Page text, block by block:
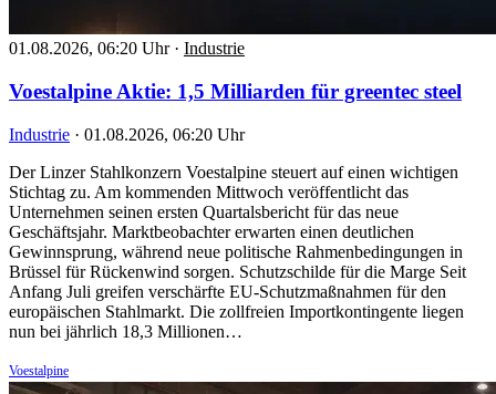
01.08.2026, 06:20 Uhr · Industrie
Voestalpine Aktie: 1,5 Milliarden für greentec steel
Industrie · 01.08.2026, 06:20 Uhr
Der Linzer Stahlkonzern Voestalpine steuert auf einen wichtigen
Stichtag zu. Am kommenden Mittwoch veröffentlicht das
Unternehmen seinen ersten Quartalsbericht für das neue
Geschäftsjahr. Marktbeobachter erwarten einen deutlichen
Gewinnsprung, während neue politische Rahmenbedingungen in
Brüssel für Rückenwind sorgen. Schutzschilde für die Marge Seit
Anfang Juli greifen verschärfte EU-Schutzmaßnahmen für den
europäischen Stahlmarkt. Die zollfreien Importkontingente liegen
nun bei jährlich 18,3 Millionen…
Voestalpine